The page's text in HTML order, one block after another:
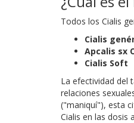
Todos los Cialis
Cialis
Apcalis sx
Cialis Soft
La efectividad del
relaciones
("maniquí"), esta
Cialis en las dosis